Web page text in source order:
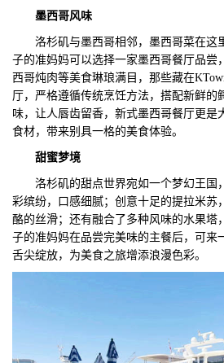
墨西哥风味
洛杉矶与墨西哥相邻，墨西哥菜在这
子的准妈妈可以选择一家墨西哥餐厅品尝
西哥炖肉等美食琳琅满目，那些藏在
厅，严格遵循传统烹饪方法，搭配新鲜的
味，让人唇齿留香，新式墨西哥餐厅更是
食材，带来别具一格的美食体验。
甜蜜梦境
洛杉矶的甜点世界宛如一个梦幻王国
彩缤纷，口感细腻；创意十足的提拉米苏
酪的丝滑；还有融合了多种风味的水果塔
子的准妈妈在品尝完美味的主餐后，可来
舌尖绽放，为美食之旅增添浪漫色彩。